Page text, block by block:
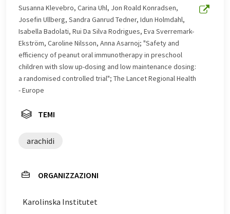
articolo è stato tradotto con traduzione automatica, è
possibile che contenga errori di vocabolario, sintassi o
grammatica. L'articolo originale in Inglese può essere
trovatoqui
Susanna Klevebro, Carina Uhl, Jon Roald Konradsen,
Josefin Ullberg, Sandra Ganrud Tedner, Idun Holmdahl,
Isabella Badolati, Rui Da Silva Rodrigues, Eva Sverremark-
Ekström, Caroline Nilsson, Anna Asarnoj; "Safety and
efficiency of peanut oral immunotherapy in preschool
children with slow up-dosing and low maintenance dosing:
a randomised controlled trial"; The Lancet Regional Health
- Europe
TEMI
arachidi
ORGANIZZAZIONI
Karolinska Institutet